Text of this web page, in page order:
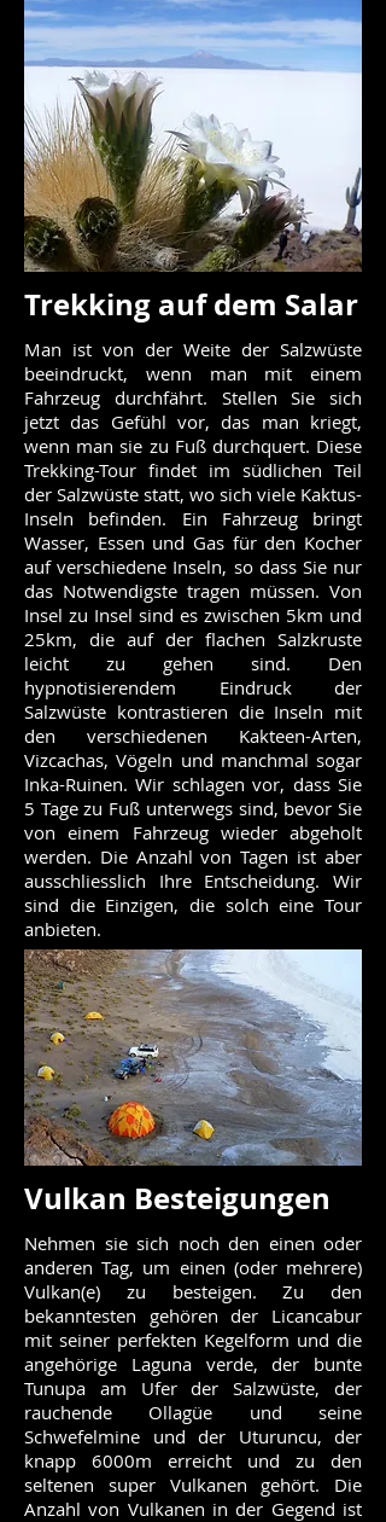
Trekking auf dem Salar
Man ist von der Weite der Salzwüste
beeindruckt, wenn man mit einem
Fahrzeug durchfährt. Stellen Sie sich
jetzt das Gefühl vor, das man kriegt,
wenn man sie zu Fuß durchquert. Diese
Trekking-Tour findet im südlichen Teil
der Salzwüste statt, wo sich viele Kaktus-
Inseln befinden. Ein Fahrzeug bringt
Wasser, Essen und Gas für den Kocher
auf verschiedene Inseln, so dass Sie nur
das Notwendigste tragen müssen. Von
Insel zu Insel sind es zwischen 5km und
25km, die auf der flachen Salzkruste
leicht zu gehen sind. Den
hypnotisierendem Eindruck der
Salzwüste kontrastieren die Inseln mit
den verschiedenen Kakteen-Arten,
Vizcachas, Vögeln und manchmal sogar
Inka-Ruinen. Wir schlagen vor, dass Sie
5 Tage zu Fuß unterwegs sind, bevor Sie
von einem Fahrzeug wieder abgeholt
werden. Die Anzahl von Tagen ist aber
ausschliesslich Ihre Entscheidung. Wir
sind die Einzigen, die solch eine Tour
anbieten.
Vulkan Besteigungen
Nehmen sie sich noch den einen oder
anderen Tag, um einen (oder mehrere)
Vulkan(e) zu besteigen. Zu den
bekanntesten gehören der Licancabur
mit seiner perfekten Kegelform und die
angehörige Laguna verde, der bunte
Tunupa am Ufer der Salzwüste, der
rauchende Ollagüe und seine
Schwefelmine und der Uturuncu, der
knapp 6000m erreicht und zu den
seltenen super Vulkanen gehört. Die
Anzahl von Vulkanen in der Gegend ist